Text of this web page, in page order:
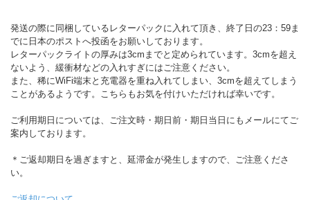
発送の際に同梱しているレターパックに入れて頂き、終了日の23：59ま
でに日本のポストへ投函をお願いしております。
レターパックライトの厚みは3cmまでと定められています。3cmを超え
ないよう、緩衝材などの入れすぎにはご注意ください。
また、稀にWiFi端末と充電器を重ね入れてしまい、3cmを超えてしまう
ことがあるようです。こちらもお気を付けいただければ幸いです。
ご利用期日については、ご注文時・期日前・期日当日にもメールにてご
案内しております。
＊ご返却期日を過ぎますと、延滞金が発生しますので、ご注意くださ
い。